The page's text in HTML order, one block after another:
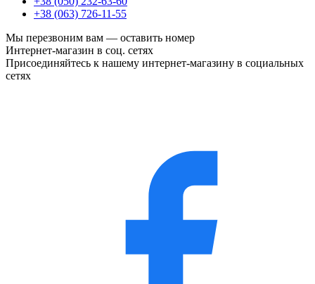
+38 (063) 726-11-55
Мы перезвоним вам — оставить номер
Интернет-магазин в соц. сетях
Присоединяйтесь к нашему интернет-магазину в социальных
сетях